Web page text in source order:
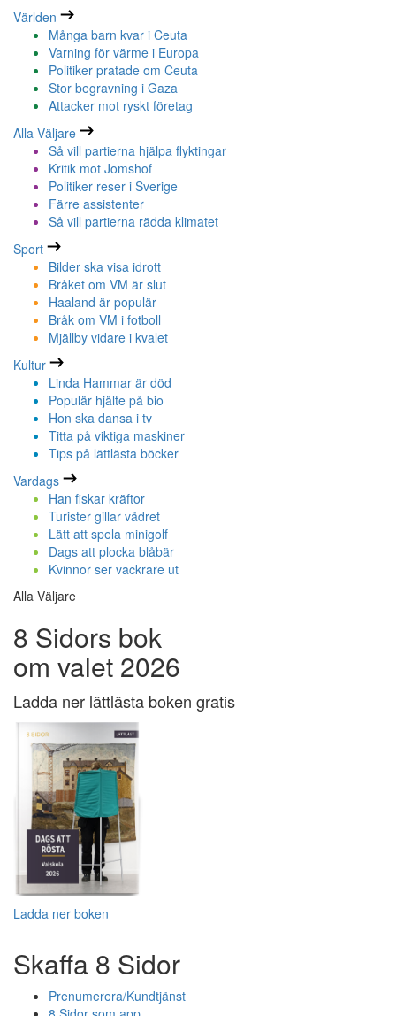
Världen
Många barn kvar i Ceuta
Varning för värme i Europa
Politiker pratade om Ceuta
Stor begravning i Gaza
Attacker mot ryskt företag
Alla Väljare
Så vill partierna hjälpa flyktingar
Kritik mot Jomshof
Politiker reser i Sverige
Färre assistenter
Så vill partierna rädda klimatet
Sport
Bilder ska visa idrott
Bråket om VM är slut
Haaland är populär
Bråk om VM i fotboll
Mjällby vidare i kvalet
Kultur
Linda Hammar är död
Populär hjälte på bio
Hon ska dansa i tv
Titta på viktiga maskiner
Tips på lättlästa böcker
Vardags
Han fiskar kräftor
Turister gillar vädret
Lätt att spela minigolf
Dags att plocka blåbär
Kvinnor ser vackrare ut
Alla Väljare
8 Sidors bok
om valet 2026
Ladda ner lättlästa boken gratis
Ladda ner boken
Skaffa 8 Sidor
Prenumerera/Kundtjänst